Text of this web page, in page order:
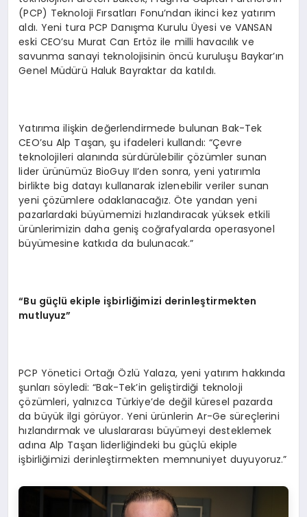
(PCP) Teknoloji Fırsatları Fonu’ndan ikinci kez yatırım
aldı. Yeni tura PCP Danışma Kurulu Üyesi ve VANSAN
eski CEO’su Murat Can Ertöz ile milli havacılık ve
savunma sanayi teknolojisinin öncü kuruluşu Baykar’ın
Genel Müdürü Haluk Bayraktar da katıldı.
Yatırıma ilişkin değerlendirmede bulunan Bak-Tek
CEO’su Alp Taşan, şu ifadeleri kullandı: “Çevre
teknolojileri alanında sürdürülebilir çözümler sunan
lider ürünümüz BioGuy II’den sonra, yeni yatırımla
birlikte big datayı kullanarak izlenebilir veriler sunan
yeni çözümlere odaklanacağız. Öte yandan yeni
pazarlardaki büyümemizi hızlandıracak yüksek etkili
ürünlerimizin daha geniş coğrafyalarda operasyonel
büyümesine katkıda da bulunacak.”
“Bu güçlü ekiple işbirliğimizi derinleştirmekten
mutluyuz”
PCP Yönetici Ortağı Özlü Yalaza, yeni yatırım hakkında
şunları söyledi: “Bak-Tek’in geliştirdiği teknoloji
çözümleri, yalnızca Türkiye’de değil küresel pazarda
da büyük ilgi görüyor. Yeni ürünlerin Ar-Ge süreçlerini
hızlandırmak ve uluslararası büyümeyi desteklemek
adına Alp Taşan liderliğindeki bu güçlü ekiple
işbirliğimizi derinleştirmekten memnuniyet duyuyoruz.”